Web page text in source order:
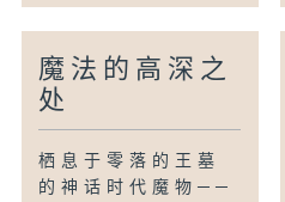
魔法的高深之
处
栖息于零落的王墓
的神话时代魔物──